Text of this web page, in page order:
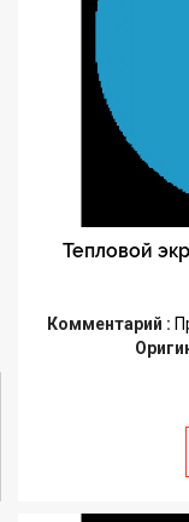
Тепловой
Комментарий :